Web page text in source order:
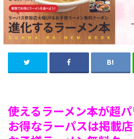
使えるラーメン本が超
お得なラーパスは掲載